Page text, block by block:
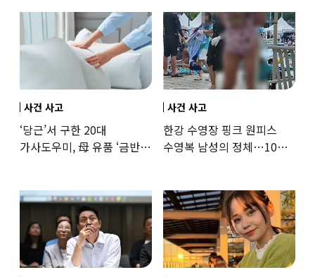
사건 사고
‘당근’서 구한 20대
가사도우미, 母 유품 ‘금반지
사건 사고
한강 수영장 핑크 원피스
수영복 남성의 정체…10대